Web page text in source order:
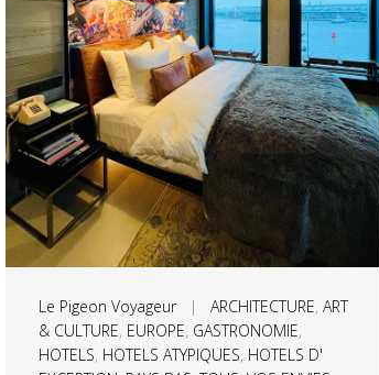
Le Pigeon Voyageur| ARCHITECTURE, ART
& CULTURE, EUROPE, GASTRONOMIE,
HOTELS, HOTELS ATYPIQUES, HOTELS D'